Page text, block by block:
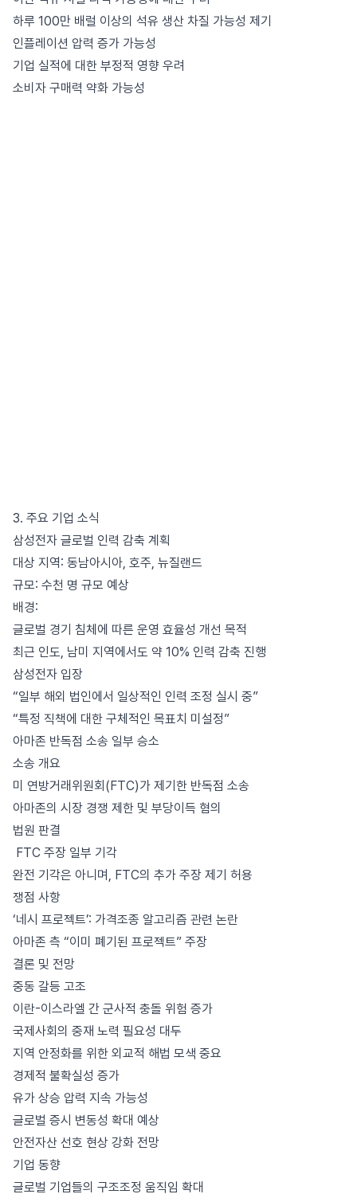
하루 100만 배럴 이상의 석유 생산 차질 가능성 제기
인플레이션 압력 증가 가능성
기업 실적에 대한 부정적 영향 우려
소비자 구매력 약화 가능성
3. 주요 기업 소식
삼성전자 글로벌 인력 감축 계획
대상 지역: 동남아시아, 호주, 뉴질랜드
규모: 수천 명 규모 예상
배경:
글로벌 경기 침체에 따른 운영 효율성 개선 목적
최근 인도, 남미 지역에서도 약 10% 인력 감축 진행
삼성전자 입장
“일부 해외 법인에서 일상적인 인력 조정 실시 중”
“특정 직책에 대한 구체적인 목표치 미설정”
아마존 반독점 소송 일부 승소
소송 개요
미 연방거래위원회(FTC)가 제기한 반독점 소송
아마존의 시장 경쟁 제한 및 부당이득 혐의
법원 판결
FTC 주장 일부 기각
완전 기각은 아니며, FTC의 추가 주장 제기 허용
쟁점 사항
‘네시 프로젝트’: 가격조종 알고리즘 관련 논란
아마존 측 “이미 폐기된 프로젝트” 주장
결론 및 전망
중동 갈등 고조
이란-이스라엘 간 군사적 충돌 위험 증가
국제사회의 중재 노력 필요성 대두
지역 안정화를 위한 외교적 해법 모색 중요
경제적 불확실성 증가
유가 상승 압력 지속 가능성
글로벌 증시 변동성 확대 예상
안전자산 선호 현상 강화 전망
기업 동향
글로벌 기업들의 구조조정 움직임 확대